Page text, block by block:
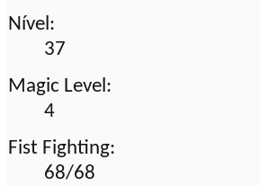
Nível:
37
Magic Level:
4
Fist Fighting:
68/68